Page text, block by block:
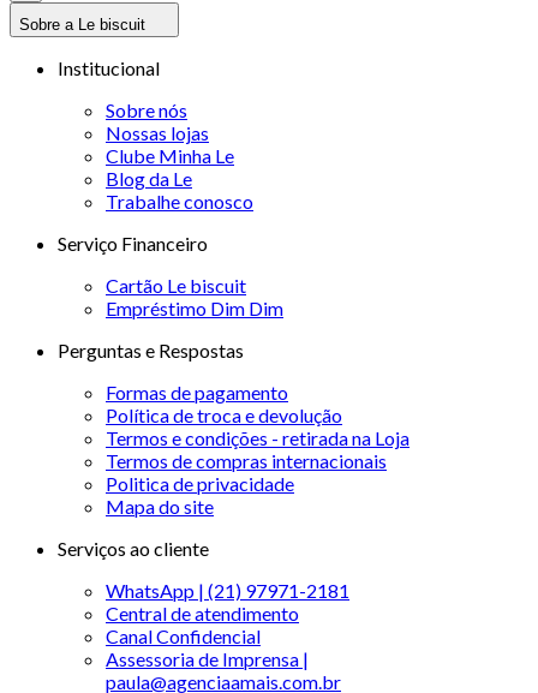
Sobre a Le biscuit
Institucional
Sobre nós
Nossas lojas
Clube Minha Le
Blog da Le
Trabalhe conosco
Serviço Financeiro
Cartão Le biscuit
Empréstimo Dim Dim
Perguntas e Respostas
Formas de pagamento
Política de troca e devolução
Termos e condições - retirada na Loja
Termos de compras internacionais
Politica de privacidade
Mapa do site
Serviços ao cliente
WhatsApp | (21) 97971-2181
Central de atendimento
Canal Confidencial
Assessoria de Imprensa |
paula@agenciaamais.com.br